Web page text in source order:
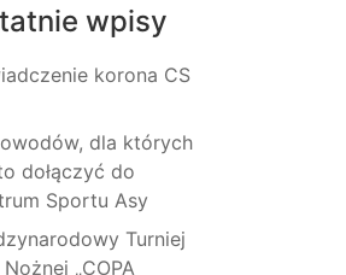
wpisy
korona CS
dla których
dołączyć do
Sportu Asy
Turniej
Nożnej „COPA